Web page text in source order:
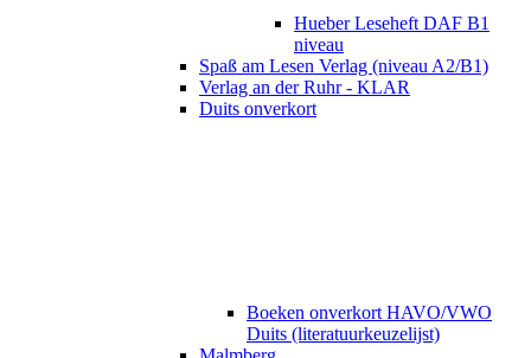
Hueber Leseheft DAF B1
niveau
Spaß am Lesen Verlag (niveau A2/B1)
Verlag an der Ruhr - KLAR
Duits onverkort
Boeken onverkort HAVO/VWO
Duits (literatuurkeuzelijst)